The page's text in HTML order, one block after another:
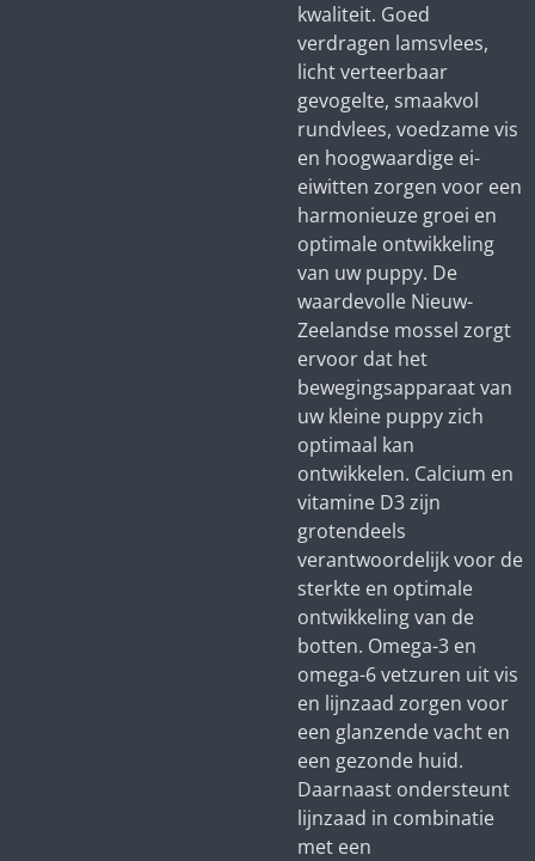
kwaliteit. Goed
verdragen lamsvlees,
licht verteerbaar
gevogelte, smaakvol
rundvlees, voedzame vis
en hoogwaardige ei-
eiwitten zorgen voor een
harmonieuze groei en
optimale ontwikkeling
van uw puppy. De
waardevolle Nieuw-
Zeelandse mossel zorgt
ervoor dat het
bewegingsapparaat van
uw kleine puppy zich
optimaal kan
ontwikkelen. Calcium en
vitamine D3 zijn
grotendeels
verantwoordelijk voor de
sterkte en optimale
ontwikkeling van de
botten. Omega-3 en
omega-6 vetzuren uit vis
en lijnzaad zorgen voor
een glanzende vacht en
een gezonde huid.
Daarnaast ondersteunt
lijnzaad in combinatie
met een